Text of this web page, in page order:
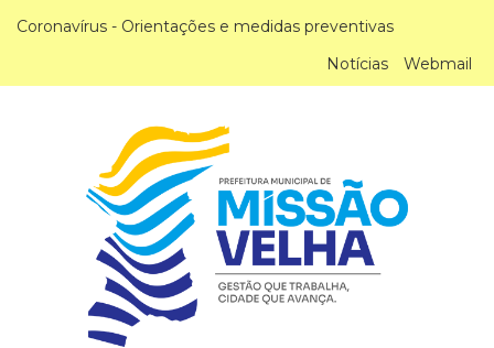
Coronavírus - Orientações e medidas preventivas
Notícias
Webmail